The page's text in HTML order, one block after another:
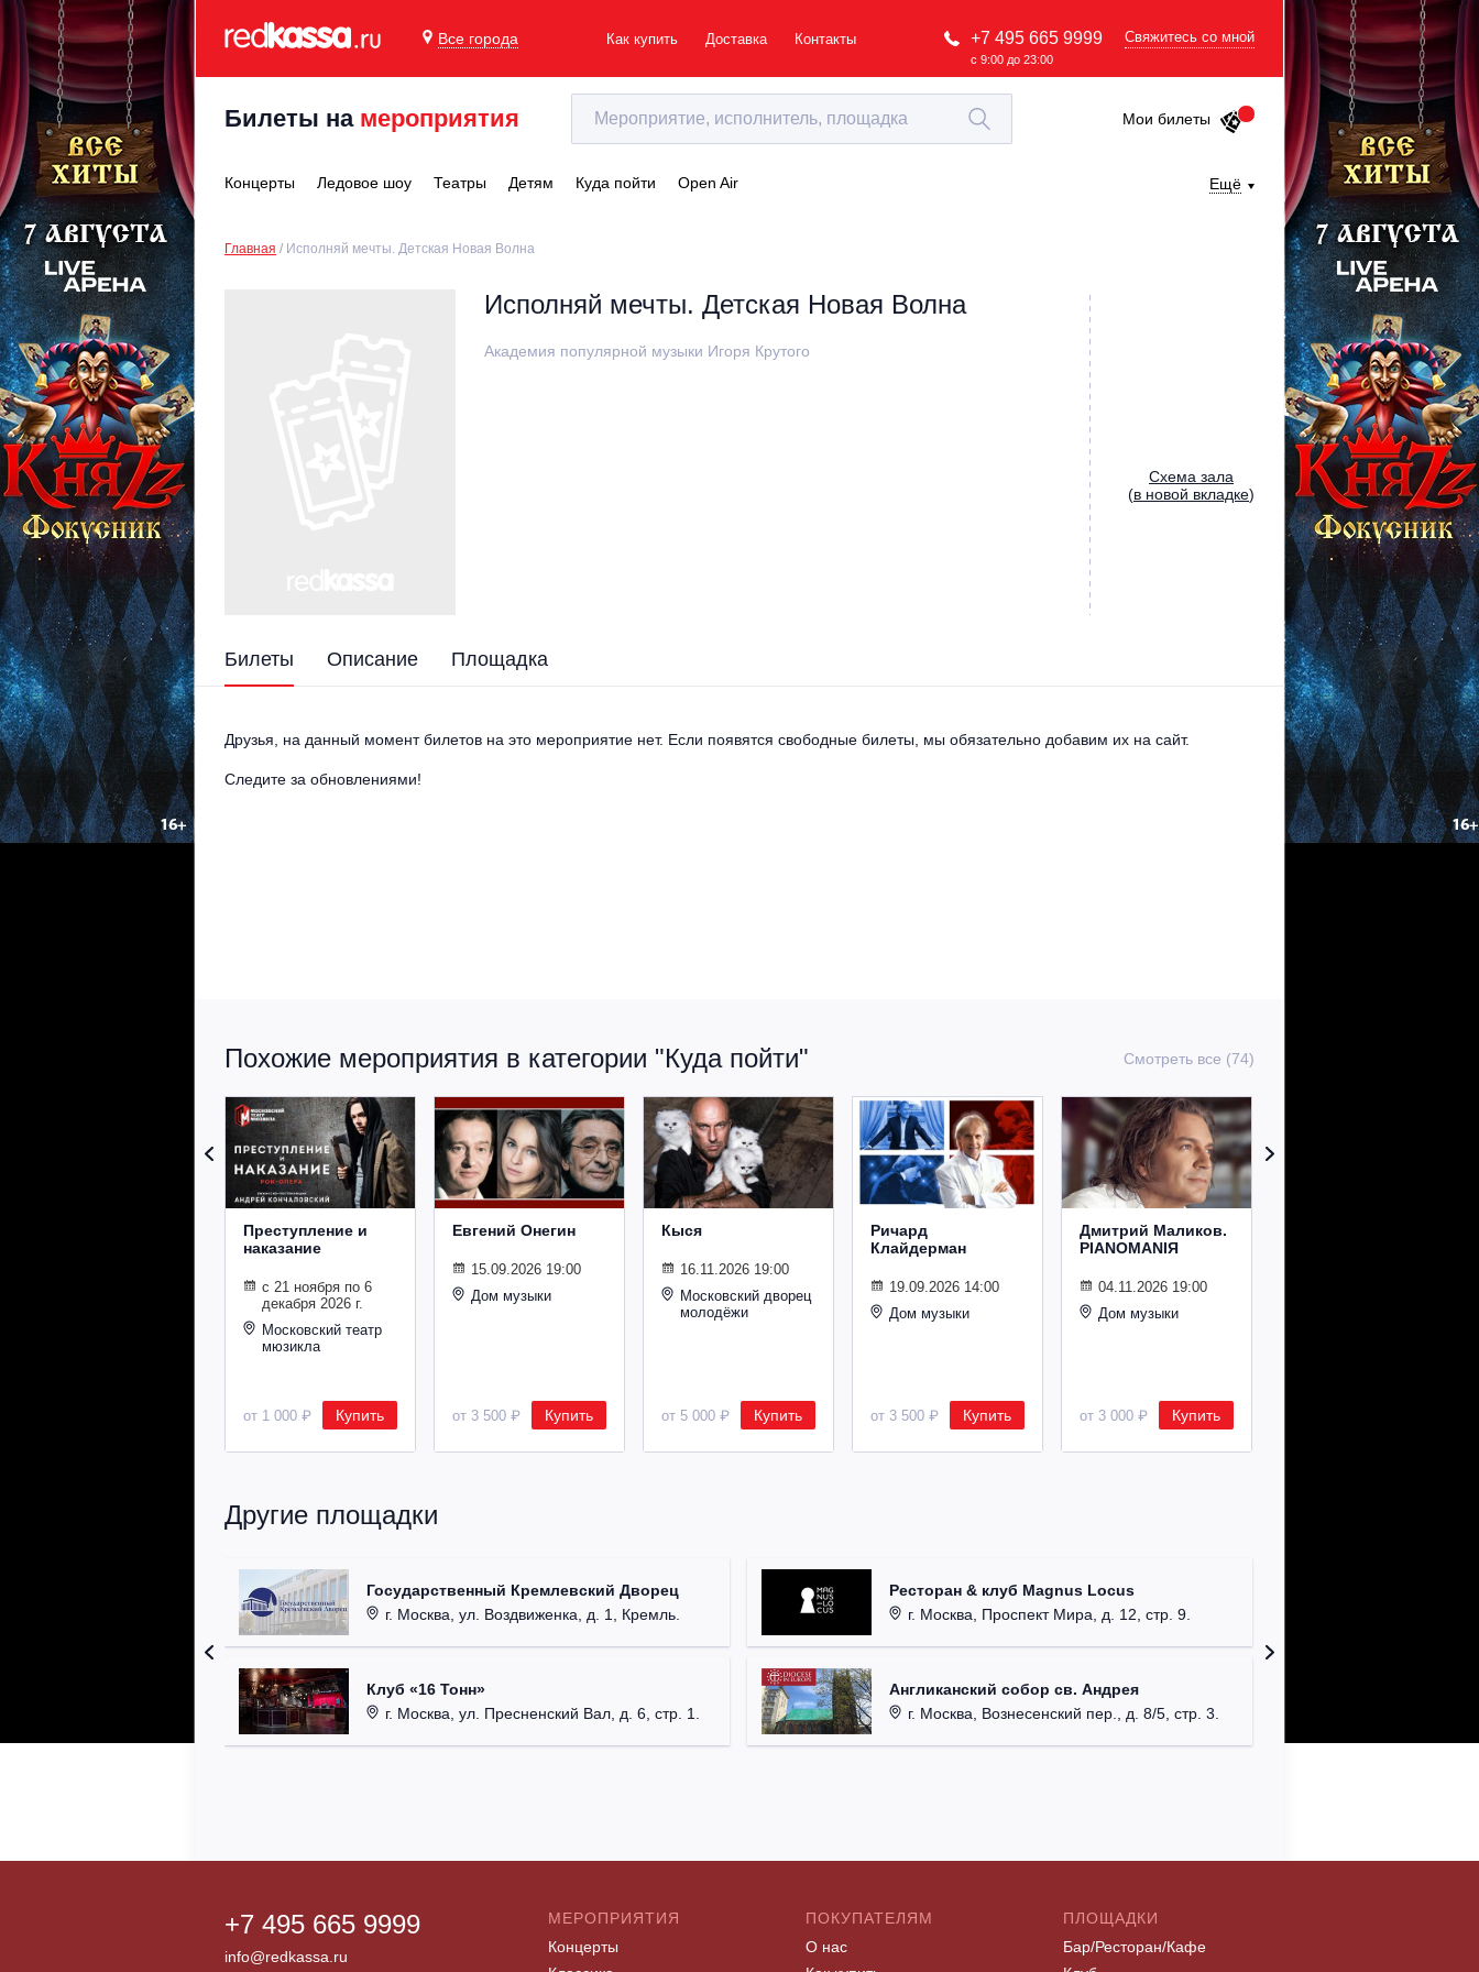
Все города Как купить Доставка Контакты +7 495 665 9999
с 9:00 до 23:00
Свяжитесь со мной
Билеты на мероприятия Мои билеты
Концерты Ледовое шоу Театры Детям Куда пойти Open Air Ещё
Главная Исполняй мечты. Детская Новая Волна
Исполняй мечты. Детская Новая Волна
Академия популярной музыки Игоря Крутого
Cхема зала
(в новой вкладке)
Билеты Описание Площадка
Друзья, на данный момент билетов на это мероприятие нет. Если появятся свободные билеты, мы обязательно добавим их на сайт.
Следите за обновлениями!
Похожие мероприятия в категории "Куда пойти" Смотреть все (74)
Преступление и
наказание
с 21 ноября по 6
декабря 2026 г.
Московский театр
мюзикла
от 1 000 ₽ Купить
Евгений Онегин
15.09.2026 19:00
Дом музыки
от 3 500 ₽ Купить
Кыся
16.11.2026 19:00
Московский дворец
молодёжи
от 5 000 ₽ Купить
Ричард
Клайдерман
19.09.2026 14:00
Дом музыки
от 3 500 ₽ Купить
Дмитрий Маликов.
PIANOMANIЯ
04.11.2026 19:00
Дом музыки
от 3 000 ₽ Купить
Другие площадки
Государственный Кремлевский Дворец
г. Москва, ул. Воздвиженка, д. 1, Кремль.
Клуб «16 Тонн»
г. Москва, ул. Пресненский Вал, д. 6, стр. 1.
Ресторан & клуб Magnus Locus
г. Москва, Проспект Мира, д. 12, стр. 9.
Англиканский собор св. Андрея
г. Москва, Вознесенский пер., д. 8/5, стр. 3.
+7 495 665 9999
info@redkassa.ru
МЕРОПРИЯТИЯ
Концерты
ПОКУПАТЕЛЯМ
О нас
ПЛОЩАДКИ
Бар/Ресторан/Кафе